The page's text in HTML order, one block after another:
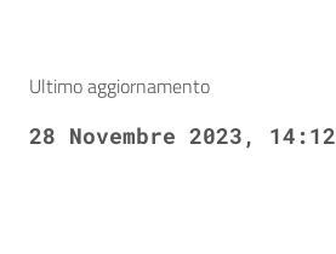
Ultimo aggiornamento
28 Novembre 2023, 14:12